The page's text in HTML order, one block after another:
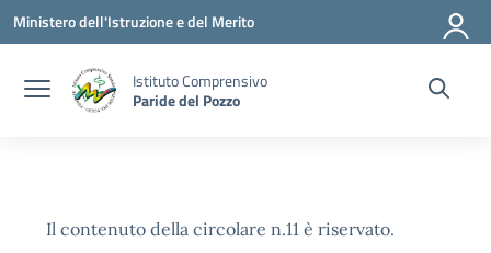
Vai ai contenuti
Vai al menu di navigazione
Vai al footer
Ministero dell'Istruzione e del Merito
Istituto Comprensivo
Paride del Pozzo
Il contenuto della circolare n.11 è riservato.